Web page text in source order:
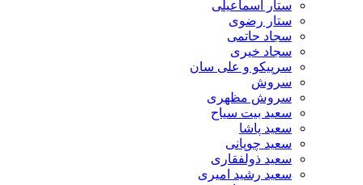
ستار اسماعیلی
ستار رضوی
سجاد حاتمی
سجاد خیری
سرپیکو و علی سان
سروش
سروش مظهری
سعید بیت سیاح
سعید پاشا
سعید چوپانی
سعید ذولفقاری
سعید رشید امیری